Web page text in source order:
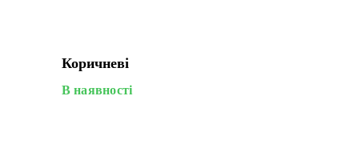
Коричневі
В наявності